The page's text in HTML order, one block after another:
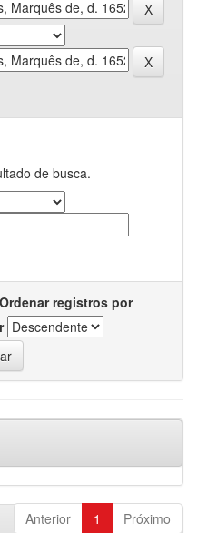
de busca.
Ordenar registros por
Anterior 1 Próximo